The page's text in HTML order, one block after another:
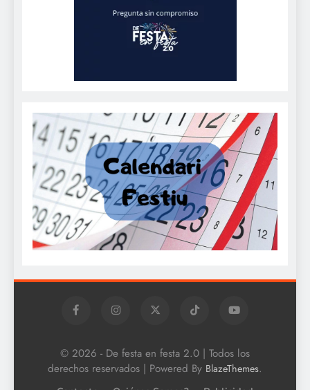
© 2026 - De festa en festa 2.0 | Todos los
derechos reservados | Powered By BlazeThemes.